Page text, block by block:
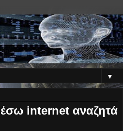
▼
internet αναζητά